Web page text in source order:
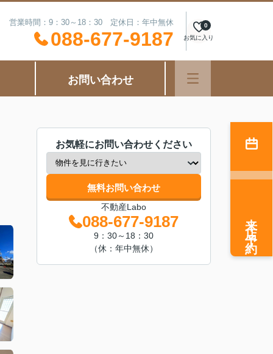
営業時間：9：30～18：30 定休日：年中無休
088-677-9187 お気に入り
0
お問い合わせ
お気軽にお問い合わせください
無料お問い合わせ
不動産Labo
088-677-9187
9：30～18：30
（休：年中無休）
来店予約